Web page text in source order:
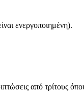
ενεργοποιημένη).
από τρίτους